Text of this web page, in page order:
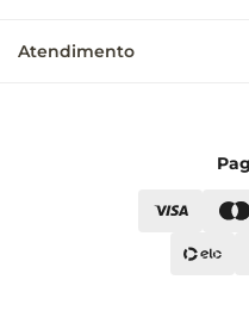
Atendimento